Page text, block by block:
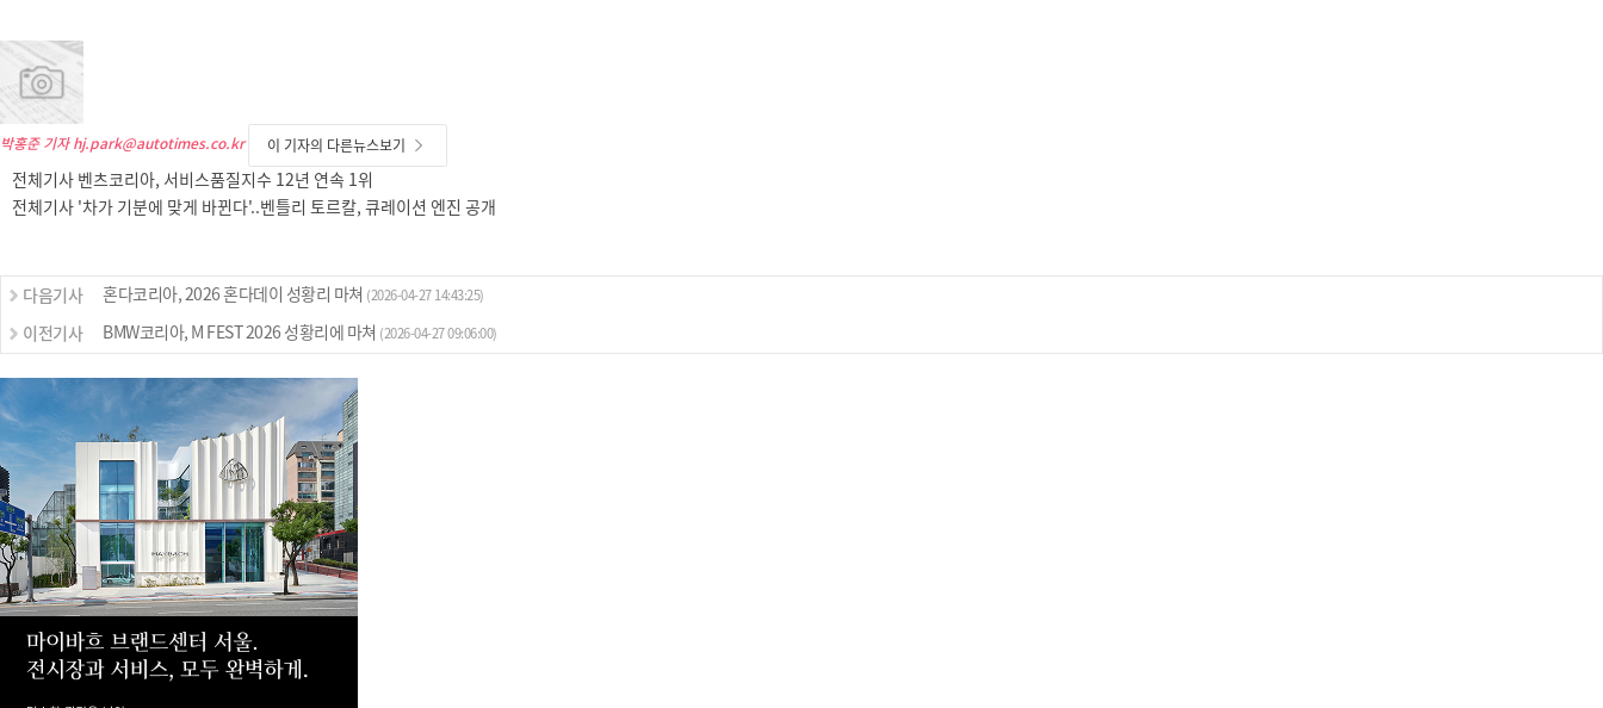
박홍준 기자 hj.park@autotimes.co.kr 이 기자의 다른뉴스보기
전체기사 벤츠코리아, 서비스품질지수 12년 연속 1위
전체기사 '차가 기분에 맞게 바뀐다'..벤틀리 토르칼, 큐레이션 엔진 공개
다음기사 혼다코리아, 2026 혼다데이 성황리 마쳐 (2026-04-27 14:43:25)
이전기사 BMW코리아, M FEST 2026 성황리에 마쳐 (2026-04-27 09:06:00)